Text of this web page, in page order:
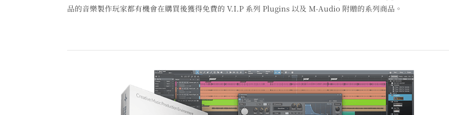
品的音樂製作玩家都有機會在購買後獲得免費的 V.I.P 系列 Plugins 以及 M-Audio 附贈的系列商品。